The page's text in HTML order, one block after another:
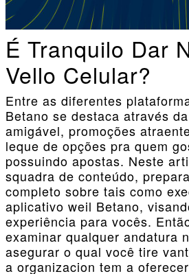
É Tranquilo Dar
Vello Celular?
Entre as diferentes
Betano se destaca através
amigável, promoções
leque de opções pra quem
possuindo apostas. Neste
squadra de conteúdo,
completo sobre tais como
aplicativo weil Betano,
experiência para vocês.
examinar qualquer andatura
asegurar o qual você tire
a organizacion tem a